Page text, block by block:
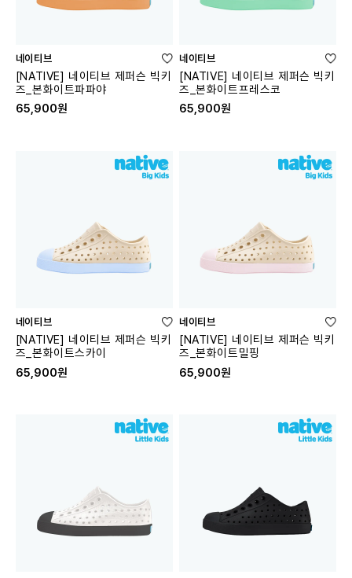
네이티브
[NATIVE] 네이티브 제퍼슨 빅키
즈_본화이트파파야
65,900원
네이티브
[NATIVE] 네이티브 제퍼슨 빅키
즈_본화이트프레스코
65,900원
네이티브
[NATIVE] 네이티브 제퍼슨 빅키
즈_본화이트스카이
65,900원
네이티브
[NATIVE] 네이티브 제퍼슨 빅키
즈_본화이트밀핑
65,900원